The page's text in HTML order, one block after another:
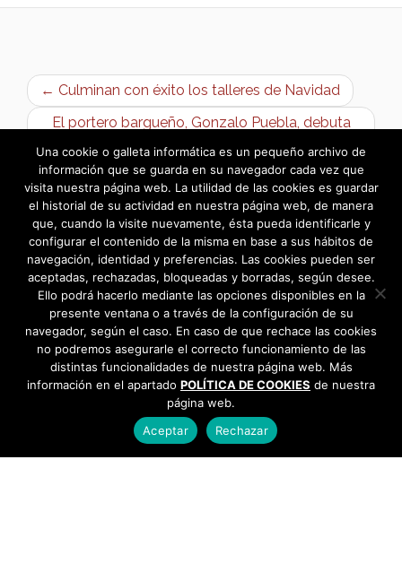
← Culminan con éxito los talleres de Navidad
El portero bargueño, Gonzalo Puebla, debuta
con el Inter Movistar F.S. 1ª División →
Una cookie o galleta informática es un pequeño archivo de
información que se guarda en su navegador cada vez que
visita nuestra página web. La utilidad de las cookies es guardar
el historial de su actividad en nuestra página web, de manera
que, cuando la visite nuevamente, ésta pueda identificarle y
configurar el contenido de la misma en base a sus hábitos de
navegación, identidad y preferencias. Las cookies pueden ser
aceptadas, rechazadas, bloqueadas y borradas, según desee.
Ello podrá hacerlo mediante las opciones disponibles en la
presente ventana o a través de la configuración de su
navegador, según el caso. En caso de que rechace las cookies
no podremos asegurarle el correcto funcionamiento de las
distintas funcionalidades de nuestra página web. Más
información en el apartado POLÍTICA DE COOKIES de nuestra
página web.
Aceptar
Rechazar